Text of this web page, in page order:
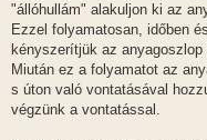
"állóhullám" alakuljon ki az
Ezzel folyamatosan, időben
kényszerítjük az anyagoszlop
Miután ez a folyamatot az
s úton való vontatásával
végzünk a vontatással.